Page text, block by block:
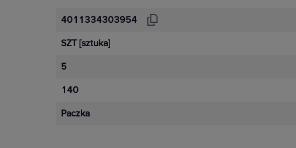
4011334303954
SZT [sztuka]
5
140
Paczka